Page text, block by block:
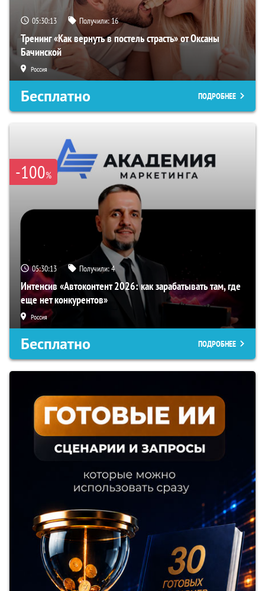
05:30:12 Получили:16
Тренинг «Как вернуть в постель страсть» от Оксаны
Бачинской
Россия
Бесплатно ПОДРОБНЕЕ
-100%
05:30:12 Получили:4
Интенсив «Автоконтент 2026: как зарабатывать там, где
еще нет конкурентов»
Россия
Бесплатно ПОДРОБНЕЕ